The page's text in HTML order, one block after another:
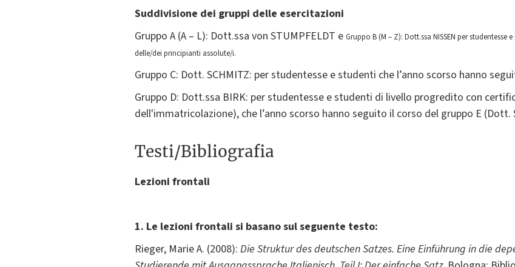
Suddivisione dei gruppi delle esercitazioni
Gruppo A (A – L): Dott.ssa von STUMPFELDT e Gruppo B (M – Z): Dott.ssa NISSEN per
delle/dei principianti assolute/i.
Gruppo C: Dott. SCHMITZ: per studentesse e studenti che l’anno scorso hanno
Gruppo D: Dott.ssa BIRK: per studentesse e studenti di livello progredito con
dell'immatricolazione), che l’anno scorso hanno seguito il corso del gruppo E (Dott.
Testi/Bibliografia
Lezioni frontali
1. Le lezioni frontali si basano sul seguente testo:
Rieger, Marie A. (2008): Die Struktur des deutschen Satzes. Eine Einführung in die